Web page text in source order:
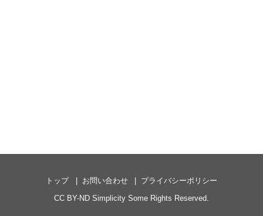
トップ お問い合わせ
プライバシーポリシー
CC BY-ND Simplicity Some Rights Reserved.